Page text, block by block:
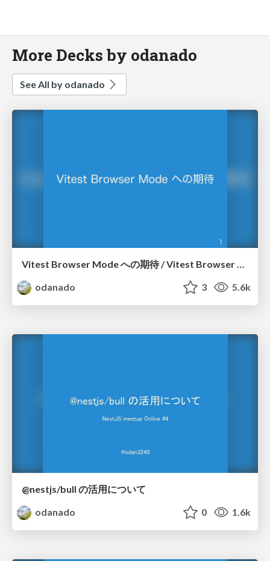
More Decks by odanado
See All by odanado
Vitest Browser Mode への期待 / Vitest Browser Mode
odanado
3 5.6k
@nestjs/bull の活用について
odanado
0 1.6k